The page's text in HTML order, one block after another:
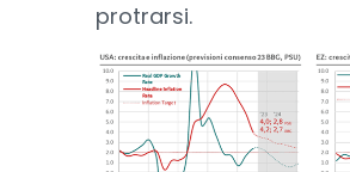
protrarsi.